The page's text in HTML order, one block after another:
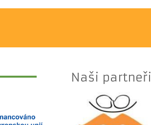
Naši partneři